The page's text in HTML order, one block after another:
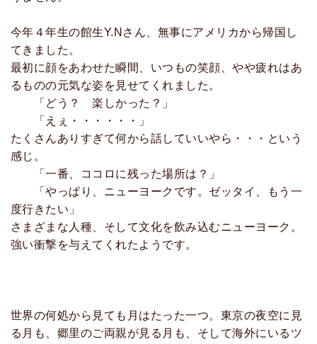
今年４年生の館生Y.Nさん、無事にアメリカから帰国し
てきました。
最初に顔をあわせた瞬間、いつもの笑顔、やや疲れはあ
るものの元気な姿を見せてくれました。
「どう？ 楽しかった？」
「えぇ・・・・・・」
たくさんありすぎて何から話していいやら・・・という
感じ。
「一番、ココロに残った場所は？」
「やっぱり、ニューヨークです。ゼッタイ、もう一
度行きたい」
さまざまな人種、そして文化を飲み込むニューヨーク。
強い衝撃を与えてくれたようです。
世界の何処から見ても月はたった一つ。東京の夜空に見
る月も、郷里のご両親が見る月も、そして海外にいるツ